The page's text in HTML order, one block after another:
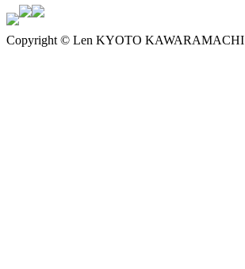
Copyright © Len KYOTO KAWARAMACHI